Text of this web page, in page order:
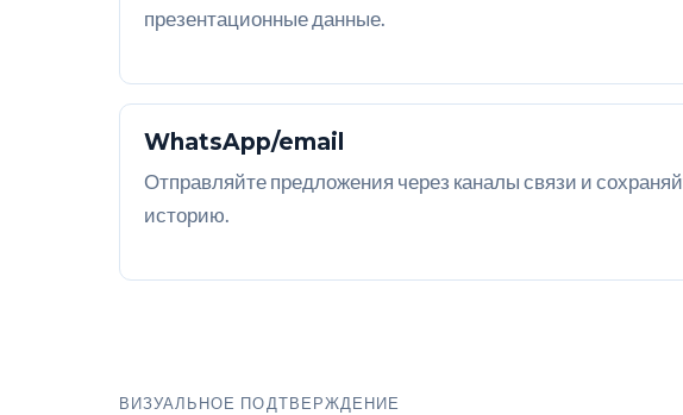
презентационные данные.
WhatsApp/email
Отправляйте предложения через каналы связи и
историю.
ВИЗУАЛЬНОЕ ПОДТВЕРЖДЕНИЕ